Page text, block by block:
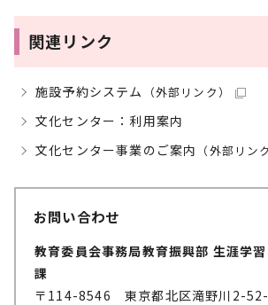
関連リンク
施設予約システム （外部リンク）
文化センター：利用案内
文化センター事業のご案内 （外部リン
お問い合わせ
教育委員会事務局教育振興部 生涯学
課
〒114-8546 東京都北区滝野川2-52-